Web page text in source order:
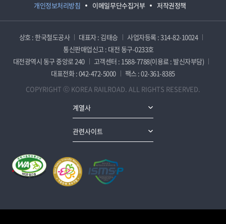
개인정보처리방침 이메일무단수집거부 저작권정책
상호 : 한국철도공사 대표자 : 김태승
사업자등록 : 314-82-10024
통신판매업신고 : 대전 동구-0233호
대전광역시 동구 중앙로 240
고객센터 : 1588-7788(이용료 : 발신자부담)
대표전화 : 042-472-5000
팩스 : 02-361-8385
COPYRIGHT ⓒ KOREA RAILROAD. ALL RIGHTS RESERVED.
계열사
관련사이트